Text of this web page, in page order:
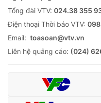
Tổng đài VTV: 024.38 355
Ðiện thoại Thời báo VTV:
Email: toasoan@vtv.vn
Liên hệ quảng cáo: (024)